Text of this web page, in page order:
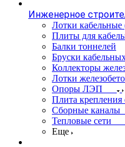
Инженерное
Лотки
Плиты для
Балки тоннелей
Бруски
Коллекторы
Лотки
Опоры ЛЭП
Плита
Сборные каналы
Тепловые сети
Еще